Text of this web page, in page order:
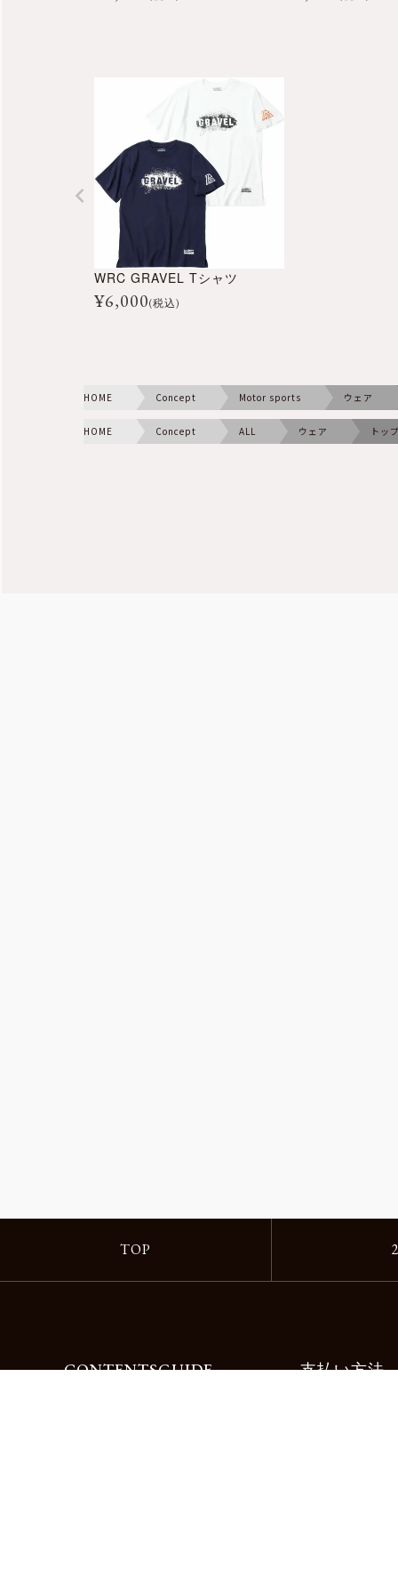
WRC GRAVEL Tシャツ
¥6,000(税込)
HOME Concept Motor sports ウェア
HOME Concept ALL ウェア トッ
TOP
CONTENTSGUIDE 支払い方法